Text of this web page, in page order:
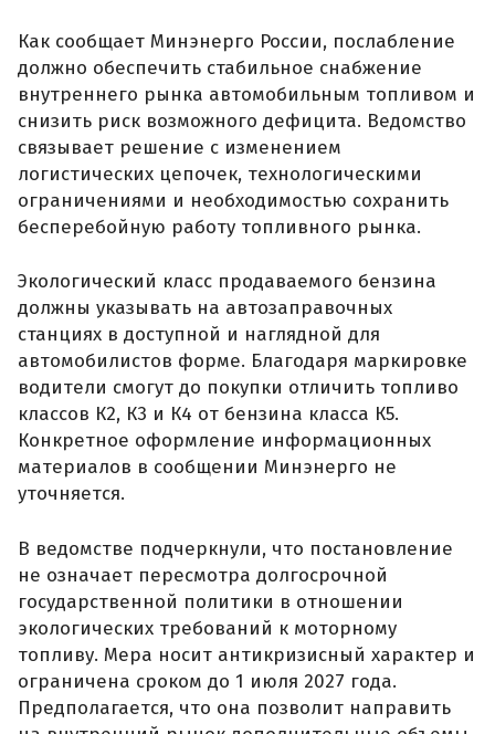
Как сообщает Минэнерго России, послабление
должно обеспечить стабильное снабжение
внутреннего рынка автомобильным топливом и
снизить риск возможного дефицита. Ведомство
связывает решение с изменением
логистических цепочек, технологическими
ограничениями и необходимостью сохранить
бесперебойную работу топливного рынка.
Экологический класс продаваемого бензина
должны указывать на автозаправочных
станциях в доступной и наглядной для
автомобилистов форме. Благодаря маркировке
водители смогут до покупки отличить топливо
классов К2, К3 и К4 от бензина класса К5.
Конкретное оформление информационных
материалов в сообщении Минэнерго не
уточняется.
В ведомстве подчеркнули, что постановление
не означает пересмотра долгосрочной
государственной политики в отношении
экологических требований к моторному
топливу. Мера носит антикризисный характер и
ограничена сроком до 1 июля 2027 года.
Предполагается, что она позволит направить